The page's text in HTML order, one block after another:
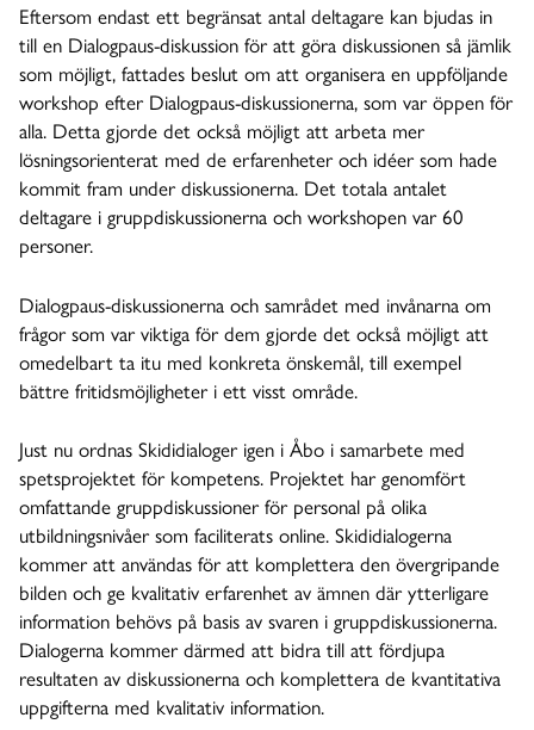
Eftersom endast ett begränsat antal deltagare kan bjudas in
till en Dialogpaus-diskussion för att göra diskussionen så jämlik
som möjligt, fattades beslut om att organisera en uppföljande
workshop efter Dialogpaus-diskussionerna, som var öppen för
alla. Detta gjorde det också möjligt att arbeta mer
lösningsorienterat med de erfarenheter och idéer som hade
kommit fram under diskussionerna. Det totala antalet
deltagare i gruppdiskussionerna och workshopen var 60
personer.
Dialogpaus-diskussionerna och samrådet med invånarna om
frågor som var viktiga för dem gjorde det också möjligt att
omedelbart ta itu med konkreta önskemål, till exempel
bättre fritidsmöjligheter i ett visst område.
Just nu ordnas Skididialoger igen i Åbo i samarbete med
spetsprojektet för kompetens. Projektet har genomfört
omfattande gruppdiskussioner för personal på olika
utbildningsnivåer som faciliterats online. Skididialogerna
kommer att användas för att komplettera den övergripande
bilden och ge kvalitativ erfarenhet av ämnen där ytterligare
information behövs på basis av svaren i gruppdiskussionerna.
Dialogerna kommer därmed att bidra till att fördjupa
resultaten av diskussionerna och komplettera de kvantitativa
uppgifterna med kvalitativ information.